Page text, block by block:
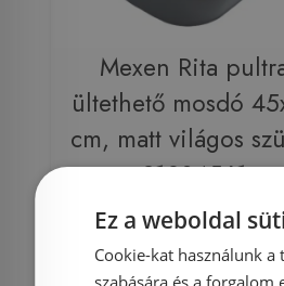
Mexen Rita
ültethető mosdó
cm, matt világos
21084561
Azonosító: 222445
Ez a weboldal
Cookie-kat használunk